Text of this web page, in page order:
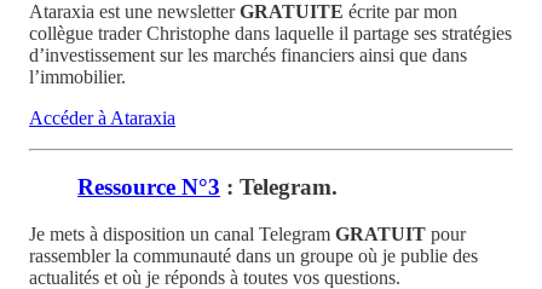
Ataraxia est une newsletterGRATUITE écrite par mon
collègue trader Christophe dans laquelle il partage ses stratégies
d’investissement sur les marchés financiers ainsi que dans
l’immobilier.
Accéder à Ataraxia
Ressource N°3 : Telegram.
Je mets à disposition un canal Telegram GRATUIT pour
rassembler la communauté dans un groupe où je publie des
actualités et où je réponds à toutes vos questions.